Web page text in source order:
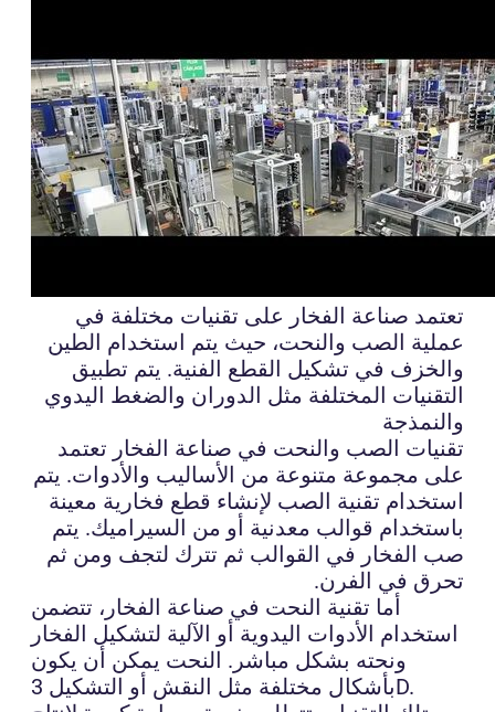
تعتمد صناعة الفخار على تقنيات مختلفة في
عملية الصب والنحت، حيث يتم استخدام الطين
والخزف في تشكيل القطع الفنية. يتم تطبيق
التقنيات المختلفة مثل الدوران والضغط اليدوي
والنمذجة
تقنيات الصب والنحت في صناعة الفخار تعتمد
على مجموعة متنوعة من الأساليب والأدوات. يتم
استخدام تقنية الصب لإنشاء قطع فخارية معينة
باستخدام قوالب معدنية أو من السيراميك. يتم
صب الفخار في القوالب ثم تترك لتجف ومن ثم
تحرق في الفرن.
أما تقنية النحت في صناعة الفخار، تتضمن
استخدام الأدوات اليدوية أو الآلية لتشكيل الفخار
ونحته بشكل مباشر. النحت يمكن أن يكون
بأشكال مختلفة مثل النقش أو التشكيل 3D.